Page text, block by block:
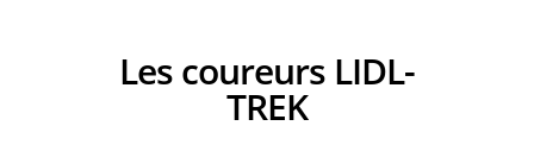
Les coureurs LIDL-
TREK